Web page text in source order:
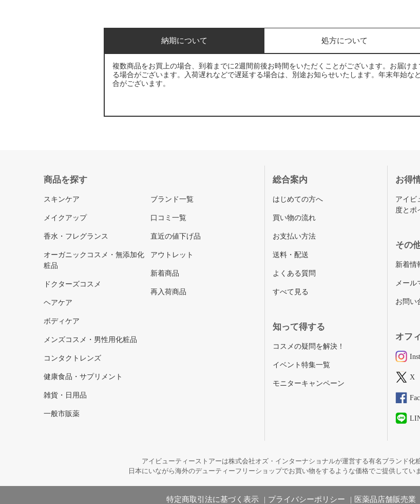
納期について 処方について
複数商品をお買上の場合、到着までに2週間前後お時間をいただくことがございます。お届け
る場合がございます。入荷遅れなどで遅延する場合は、別途お知らせいたします。年末年始な
合がございます。
商品を探す
スキンケア
メイクアップ
香水・フレグランス
オーガニックコスメ・無添加化
粧品
ドクターズコスメ
ヘアケア
ボディケア
メンズコスメ・男性用化粧品
コンタクトレンズ
健康食品・サプリメント
雑貨・日用品
一般市販薬
ブランド一覧
口コミ一覧
直近の値下げ品
アウトレット
新着商品
再入荷商品
総合案内
はじめての方へ
買い物の流れ
お支払い方法
送料・配送
よくある質問
すべて見る
知って得する
コスメの疑問を解決！
イベント特集一覧
モニターキャンペーン
お得
アイビ
度とポ
その
新着情
メール
お問い
オフ
X
アイビューティーストアーは株式会社オズ・インターナショナルが運営する有名ブランド化
日本にいながら海外のデューティーフリーショップでお買い物をするような価格でご提供して
特定商取引法に基づく表示 プライバシーポリシー 医薬品店舗販売業